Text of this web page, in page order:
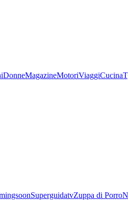
DonneMagazineMotoriViaggiCucina
SuperguidatvZuppa di Porro